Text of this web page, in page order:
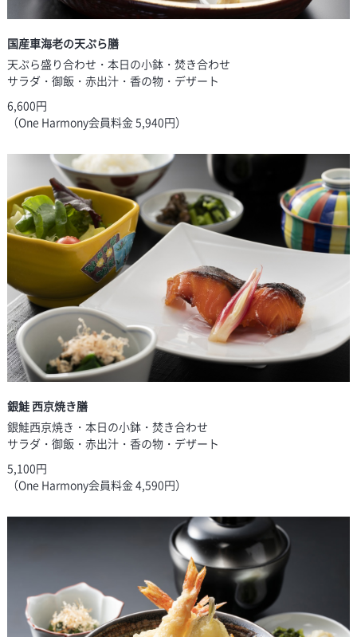
国産車海老の天ぷら膳
天ぷら盛り合わせ・本日の小鉢・焚き合わせ
サラダ・御飯・赤出汁・香の物・デザート
6,600円
（One Harmony会員料金 5,940円）
銀鮭 西京焼き膳
銀鮭西京焼き・本日の小鉢・焚き合わせ
サラダ・御飯・赤出汁・香の物・デザート
5,100円
（One Harmony会員料金 4,590円）